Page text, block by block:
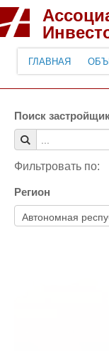
ГЛАВНАЯ
Поиск
Фильтровать по:
Регион